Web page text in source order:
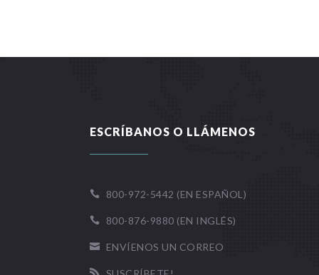
ESCRÍBANOS O LLÁMENOS
 800-972-5442 (EN ESPAÑOL)
 800-876-9880 (EN INGLÉS)
 ENVÍENOS UN CORREO